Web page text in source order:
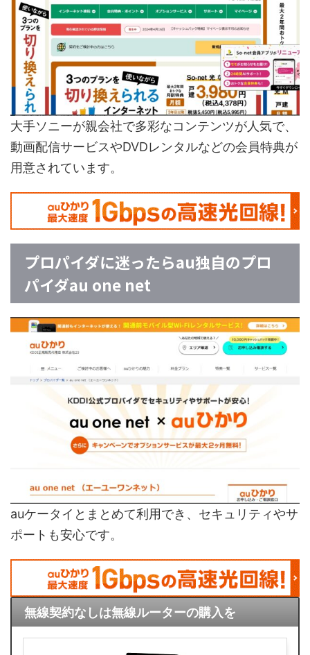
大手ソニーが親会社で多彩なコンテンツが人気で、
動画配信サービスやDVDレンタルなどの会員特典が
用意されています。
プロパイダに迷ったらau独自のプロ
パイダau one net
auケータイとまとめて利用でき、セキュリティやサ
ポートも安心です。
無線契約なしは無線ルーターの購入を